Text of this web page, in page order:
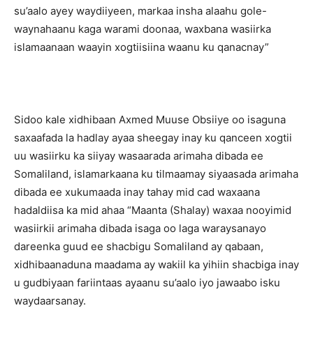
su’aalo ayey waydiiyeen, markaa insha alaahu gole-
waynahaanu kaga warami doonaa, waxbana wasiirka
islamaanaan waayin xogtiisiina waanu ku qanacnay”
Sidoo kale xidhibaan Axmed Muuse Obsiiye oo isaguna
saxaafada la hadlay ayaa sheegay inay ku qanceen xogtii
uu wasiirku ka siiyay wasaarada arimaha dibada ee
Somaliland, islamarkaana ku tilmaamay siyaasada arimaha
dibada ee xukumaada inay tahay mid cad waxaana
hadaldiisa ka mid ahaa “Maanta (Shalay) waxaa nooyimid
wasiirkii arimaha dibada isaga oo laga waraysanayo
dareenka guud ee shacbigu Somaliland ay qabaan,
xidhibaanaduna maadama ay wakiil ka yihiin shacbiga inay
u gudbiyaan fariintaas ayaanu su’aalo iyo jawaabo isku
waydaarsanay.